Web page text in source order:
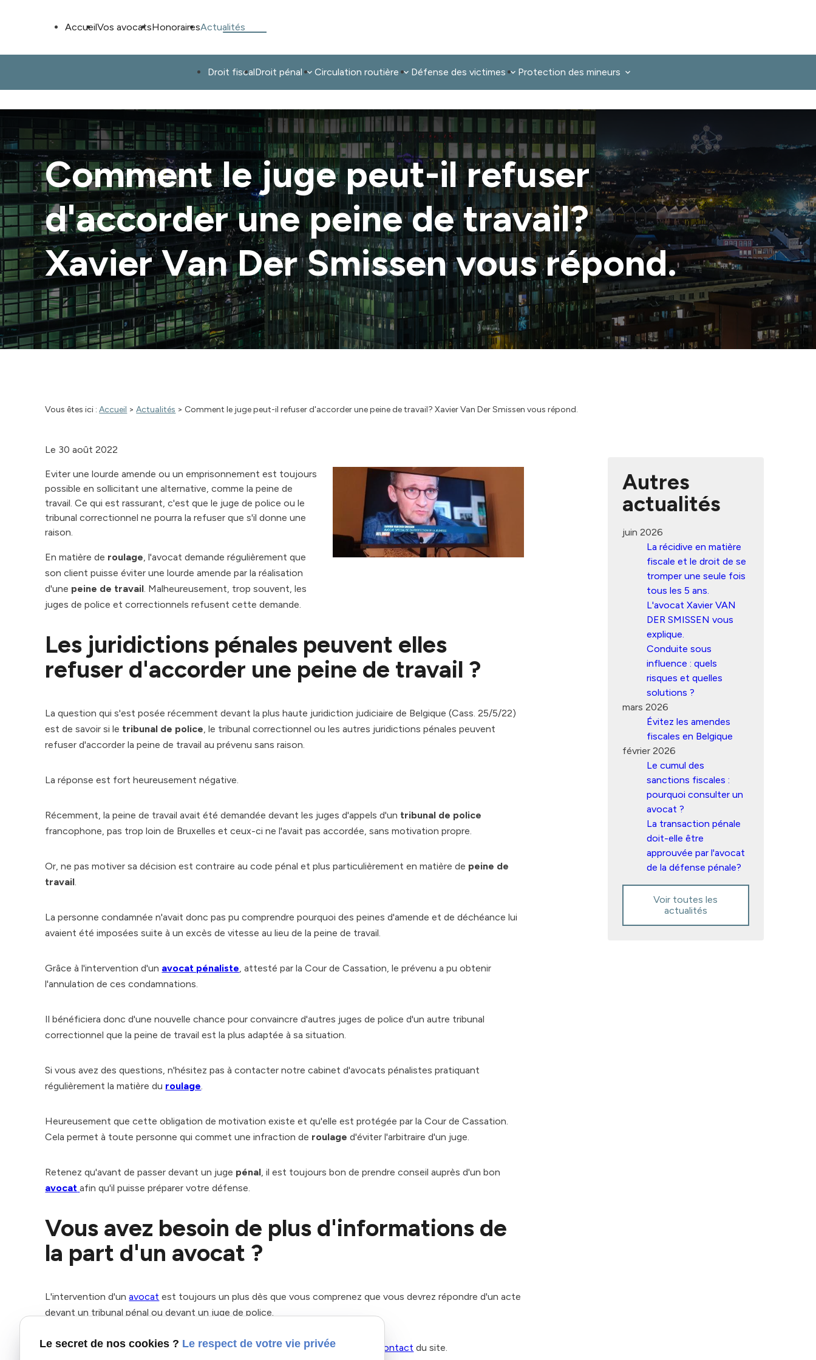
AccueilVos avocatsHonorairesActualités
Droit fiscalDroit pénal Circulation routière Défense des victimes Protection des mineurs
Comment le juge peut-il refuser
d'accorder une peine de travail?
Xavier Van Der Smissen vous répond.
Vous êtes ici : Accueil >Actualités > Comment le juge peut-il refuser d'accorder une peine de travail? Xavier Van Der Smissen vous répond.
Le 30 août 2022
Eviter une lourde amende ou un emprisonnement est toujours
possible en sollicitant une alternative, comme la peine de
travail. Ce qui est rassurant, c'est que le juge de police ou le
tribunal correctionnel ne pourra la refuser que s'il donne une
raison.
En matière de roulage, l'avocat demande régulièrement que
son client puisse éviter une lourde amende par la réalisation
d'une peine de travail. Malheureusement, trop souvent, les
juges de police et correctionnels refusent cette demande.
Les juridictions pénales peuvent elles
refuser d'accorder une peine de travail ?
La question qui s'est posée récemment devant la plus haute juridiction judiciaire de Belgique (Cass. 25/5/22)
est de savoir si le tribunal de police, le tribunal correctionnel ou les autres juridictions pénales peuvent
refuser d'accorder la peine de travail au prévenu sans raison.
La réponse est fort heureusement négative.
Récemment, la peine de travail avait été demandée devant les juges d'appels d'un tribunal de police
francophone, pas trop loin de Bruxelles et ceux-ci ne l'avait pas accordée, sans motivation propre.
Or, ne pas motiver sa décision est contraire au code pénal et plus particulièrement en matière de peine de
travail.
La personne condamnée n'avait donc pas pu comprendre pourquoi des peines d'amende et de déchéance lui
avaient été imposées suite à un excès de vitesse au lieu de la peine de travail.
Grâce à l'intervention d'un avocat pénaliste, attesté par la Cour de Cassation, le prévenu a pu obtenir
l'annulation de ces condamnations.
Il bénéficiera donc d'une nouvelle chance pour convaincre d'autres juges de police d'un autre tribunal
correctionnel que la peine de travail est la plus adaptée à sa situation.
Si vous avez des questions, n'hésitez pas à contacter notre cabinet d'avocats pénalistes pratiquant
régulièrement la matière du roulage.
Heureusement que cette obligation de motivation existe et qu'elle est protégée par la Cour de Cassation.
Cela permet à toute personne qui commet une infraction de roulage d'éviter l'arbitraire d'un juge.
Retenez qu'avant de passer devant un juge pénal, il est toujours bon de prendre conseil auprès d'un bon
avocat afin qu'il puisse préparer votre défense.
Vous avez besoin de plus d'informations de
la part d'un avocat ?
L'intervention d'unavocat est toujours un plus dès que vous comprenez que vous devrez répondre d'un acte
devant un tribunal pénal ou devant un juge de police.
N'hésitez pas à contacter le cabinet au 02 538 59 89 ou via le formulaire de contact du site.
Autres
actualités
juin 2026
La récidive en matière
fiscale et le droit de se
tromper une seule fois
tous les 5 ans.
L'avocat Xavier VAN
DER SMISSEN vous
explique.
Conduite sous
influence : quels
risques et quelles
solutions ?
mars 2026
Évitez les amendes
fiscales en Belgique
février 2026
Le cumul des
sanctions fiscales :
pourquoi consulter un
avocat ?
La transaction pénale
doit-elle être
approuvée par l'avocat
de la défense pénale?
Voir toutes les
actualités
Le secret de nos cookies ? Le respect de votre vie privée